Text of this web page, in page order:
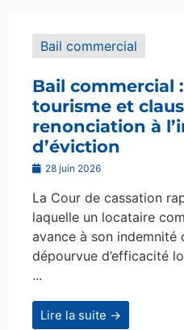
Bail commercial
Bail commercial
tourisme et
renonciation à
d’éviction
28 juin 2026
La Cour de cassation
laquelle un locataire
avance à son indemnité
dépourvue d’efficacité
...
Lire la suite →